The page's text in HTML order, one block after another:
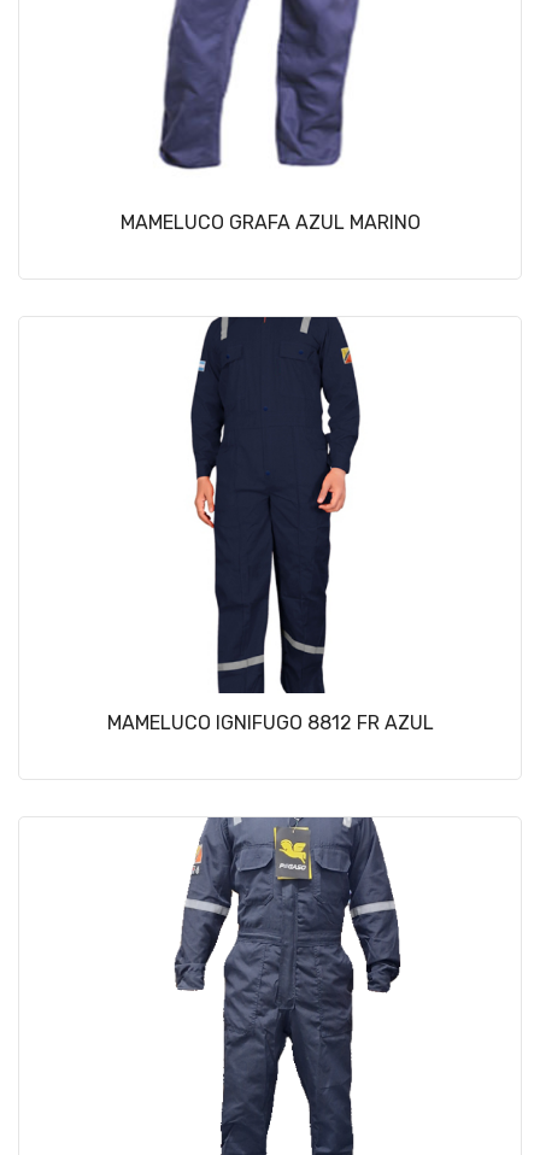
MAMELUCO GRAFA AZUL MARINO
MAMELUCO IGNIFUGO 8812 FR AZUL